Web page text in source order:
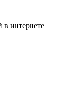
в интернете